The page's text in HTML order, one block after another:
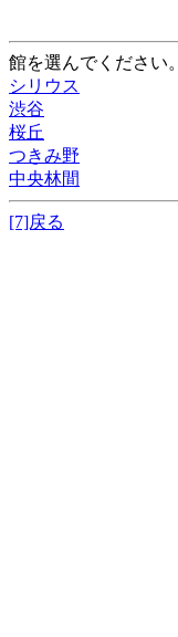
館を選んでください。
シリウス
渋谷
桜丘
つきみ野
中央林間
[7]戻る